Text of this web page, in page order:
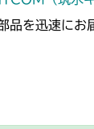
品を迅速にお